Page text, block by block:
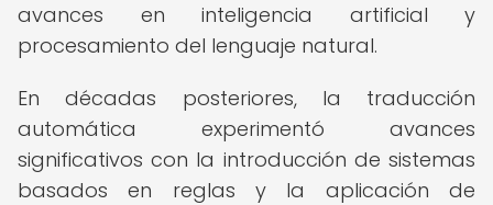
avances en inteligencia artificial y
procesamiento del lenguaje natural.
En décadas posteriores, la traducción
automática experimentó avances
significativos con la introducción de sistemas
basados en reglas y la aplicación de